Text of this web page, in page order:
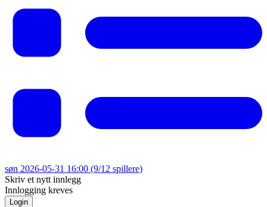
søn 2026-05-31 16:00 (9/12 spillere)
Skriv et nytt innlegg
Innlogging kreves
Login